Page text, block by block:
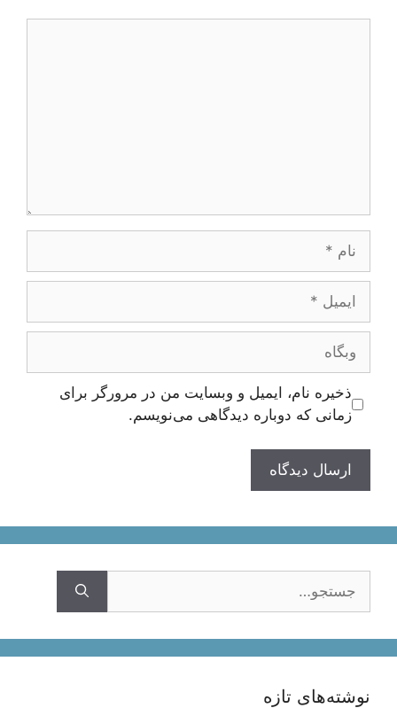
ایمیل
وبگاه
ذخیره نام، ایمیل و وبسایت من در مرورگر برای
زمانی که دوباره دیدگاهی می‌نویسم.
نوشته‌های تازه